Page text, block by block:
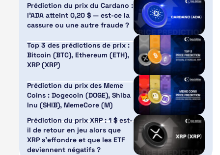
Prédiction du prix du Cardano :
l’ADA atteint 0,20 $ — est-ce la
cassure ou une autre fraude ?
Top 3 des prédictions de prix :
Bitcoin (BTC), Ethereum (ETH),
XRP (XRP)
Prédiction du prix des Meme
Coins : Dogecoin (DOGE), Shiba
Inu (SHIB), MemeCore (M)
Prédiction du prix XRP : 1 $ est-
il de retour en jeu alors que
XRP s’effondre et que les ETF
deviennent négatifs ?